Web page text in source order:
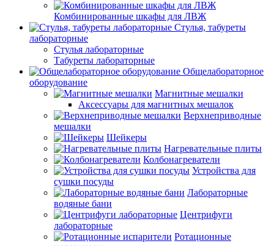
Комбинированные шкафы для ЛВЖ
Стулья, табуреты
лабораторные
Стулья лабораторные
Табуреты лабораторные
Общелабораторное
оборудование
Магнитные мешалки
Аксессуары для магнитных мешалок
Верхнеприводные
мешалки
Шейкеры
Нагревательные плиты
Колбонагреватели
Устройства для
сушки посуды
Лабораторные
водяные бани
Центрифуги
лабораторные
Ротационные